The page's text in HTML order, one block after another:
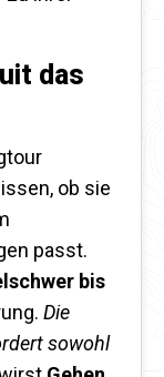
das
ob sie
passt.
bis
Die
sowohl